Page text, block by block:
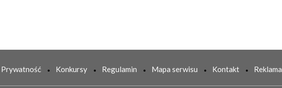
Prywatność Konkursy Regulamin Mapa serwisu Kontakt Reklama